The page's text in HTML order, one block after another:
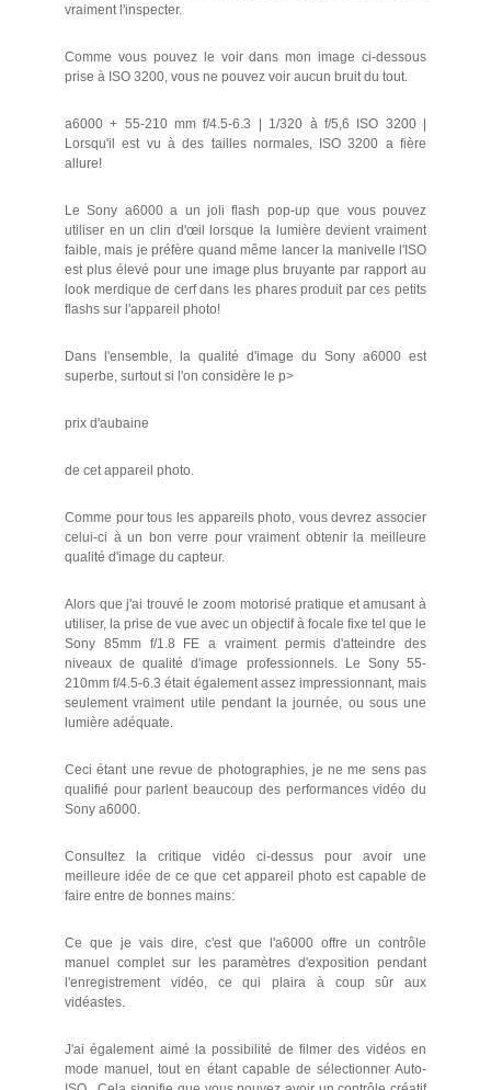
vraiment l'inspecter.
Comme vous pouvez le voir dans mon image ci-dessous
prise à ISO 3200, vous ne pouvez voir aucun bruit du tout.
a6000 + 55-210 mm f/4.5-6.3 | 1/320 à f/5,6 ISO 3200 |
Lorsqu'il est vu à des tailles normales, ISO 3200 a fière
allure!
Le Sony a6000 a un joli flash pop-up que vous pouvez
utiliser en un clin d'œil lorsque la lumière devient vraiment
faible, mais je préfère quand même lancer la manivelle l'ISO
est plus élevé pour une image plus bruyante par rapport au
look merdique de cerf dans les phares produit par ces petits
flashs sur l'appareil photo!
Dans l'ensemble, la qualité d'image du Sony a6000 est
superbe, surtout si l'on considère le p>
prix d'aubaine
de cet appareil photo.
Comme pour tous les appareils photo, vous devrez associer
celui-ci à un bon verre pour vraiment obtenir la meilleure
qualité d'image du capteur.
Alors que j'ai trouvé le zoom motorisé pratique et amusant à
utiliser, la prise de vue avec un objectif à focale fixe tel que le
Sony 85mm f/1.8 FE a vraiment permis d'atteindre des
niveaux de qualité d'image professionnels. Le Sony 55-
210mm f/4.5-6.3 était également assez impressionnant, mais
seulement vraiment utile pendant la journée, ou sous une
lumière adéquate.
Ceci étant une revue de photographies, je ne me sens pas
qualifié pour parlent beaucoup des performances vidéo du
Sony a6000.
Consultez la critique vidéo ci-dessus pour avoir une
meilleure idée de ce que cet appareil photo est capable de
faire entre de bonnes mains:
Ce que je vais dire, c'est que l'a6000 offre un contrôle
manuel complet sur les paramètres d'exposition pendant
l'enregistrement vidéo, ce qui plaira à coup sûr aux
vidéastes.
J'ai également aimé la possibilité de filmer des vidéos en
mode manuel, tout en étant capable de sélectionner Auto-